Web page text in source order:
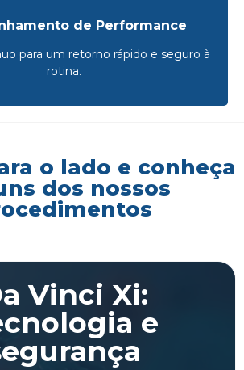
de Performance
para um retorno rápido e seguro à
rotina.
o lado e conheça
dos nossos
Vinci Xi:
e